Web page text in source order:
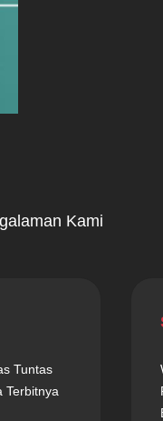
Kami
Tuntas
Terbitnya